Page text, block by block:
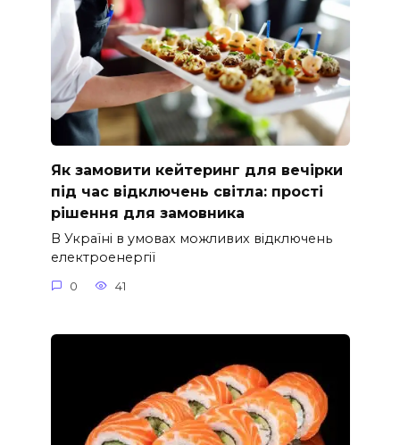
Як замовити кейтеринг для вечірки
під час відключень світла: прості
рішення для замовника
В Україні в умовах можливих відключень
електроенергії
0 41